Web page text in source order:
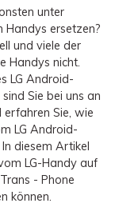
unter
ersetzen?
und viele der
Handys nicht.
LG Android-
Sie bei uns an
erfahren Sie, wie
LG Android-
diesem Artikel
LG-Handy auf
- Phone
können.